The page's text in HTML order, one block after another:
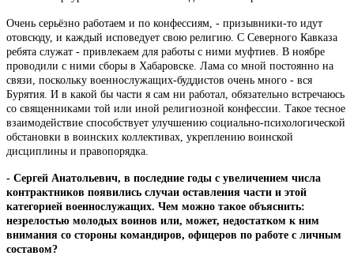
Очень серьёзно работаем и по конфессиям, - призывники-то идут
отовсюду, и каждый исповедует свою религию. С Северного Кавказа
ребята служат - привлекаем для работы с ними муфтиев. В ноябре
проводили с ними сборы в Хабаровске. Лама со мной постоянно на
связи, поскольку военнослужащих-буддистов очень много - вся
Бурятия. И в какой бы части я сам ни работал, обязательно встречаюсь
со священниками той или иной религиозной конфессии. Такое тесное
взаимодействие способствует улучшению социально-психологической
обстановки в воинских коллективах, укреплению воинской
дисциплины и правопорядка.
- Сергей Анатольевич, в последние годы с увеличением числа
контрактников появились случаи оставления части и этой
категорией военнослужащих. Чем можно такое объяснить:
незрелостью молодых воинов или, может, недостатком к ним
внимания со стороны командиров, офицеров по работе с личным
составом?